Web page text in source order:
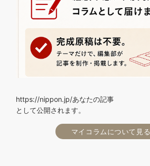
https://nippon.jp/あなたの記事
として公開されます。
マイコラムについて見る